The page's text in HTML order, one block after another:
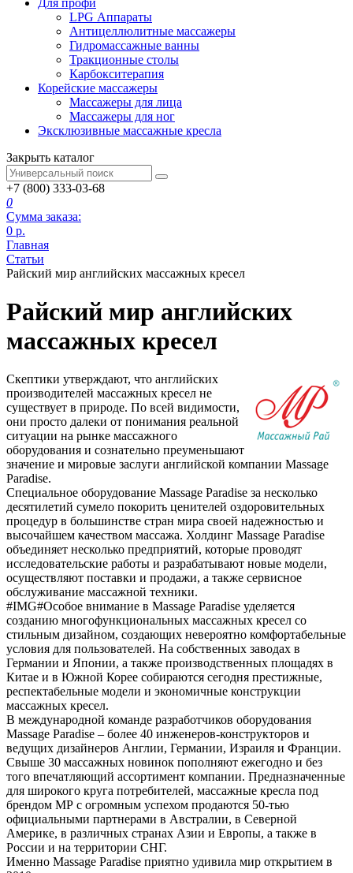
LPG Аппараты
Антицеллюлитные массажеры
Гидромассажные ванны
Тракционные столы
Карбокситерапия
Корейские массажеры
Массажеры для лица
Массажеры для ног
Эксклюзивные массажные кресла
Закрыть каталог
+7 (800) 333-03-68
0
Сумма заказа:
0 р.
Главная
Статьи
Райский мир английских массажных кресел
Райский мир английских
массажных кресел
Скептики утверждают, что английских
производителей массажных кресел не
существует в природе. По всей видимости,
они просто далеки от понимания реальной
ситуации на рынке массажного
оборудования и сознательно преуменьшают
значение и мировые заслуги английской компании Massage
Paradise.
Специальное оборудование Massage Paradise за несколько
десятилетий сумело покорить ценителей оздоровительных
процедур в большинстве стран мира своей надежностью и
высочайшем качеством массажа. Холдинг Massage Paradise
объединяет несколько предприятий, которые проводят
исследовательские работы и разрабатывают новые модели,
осуществляют поставки и продажи, а также сервисное
обслуживание массажной техники.
#IMG#Особое внимание в Massage Paradise уделяется
созданию многофункциональных массажных кресел со
стильным дизайном, создающих невероятно комфортабельные
условия для пользователей. На собственных заводах в
Германии и Японии, а также производственных площадях в
Китае и в Южной Корее собираются сегодня престижные,
респектабельные модели и экономичные конструкции
массажных кресел.
В международной команде разработчиков оборудования
Massage Paradise – более 40 инженеров-конструкторов и
ведущих дизайнеров Англии, Германии, Израиля и Франции.
Свыше 30 массажных новинок пополняют ежегодно и без
того впечатляющий ассортимент компании. Предназначенные
для широкого круга потребителей, массажные кресла под
брендом МР с огромным успехом продаются 50-тью
официальными партнерами в Австралии, в Северной
Америке, в различных странах Азии и Европы, а также в
России и на территории СНГ.
Именно Massage Paradise приятно удивила мир открытием в